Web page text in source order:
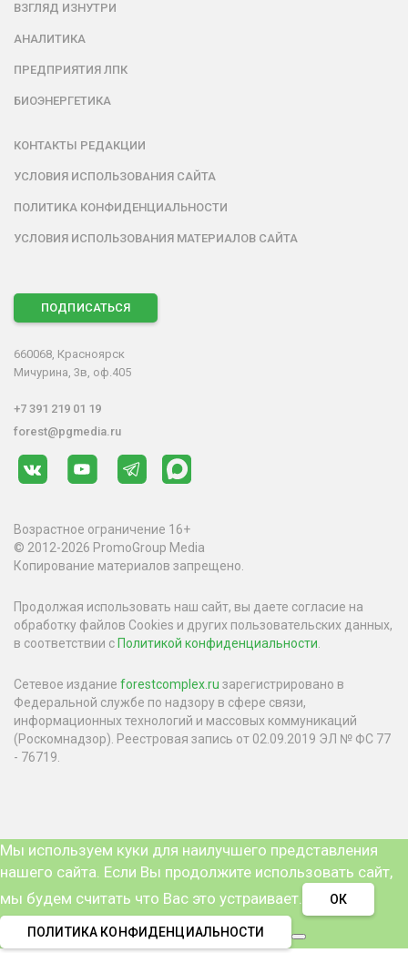
ВЗГЛЯД ИЗНУТРИ
АНАЛИТИКА
ПРЕДПРИЯТИЯ ЛПК
БИОЭНЕРГЕТИКА
КОНТАКТЫ РЕДАКЦИИ
УСЛОВИЯ ИСПОЛЬЗОВАНИЯ САЙТА
ПОЛИТИКА КОНФИДЕНЦИАЛЬНОСТИ
УСЛОВИЯ ИСПОЛЬЗОВАНИЯ МАТЕРИАЛОВ САЙТА
ПОДПИСАТЬСЯ
660068, Красноярск
Мичурина, 3в, оф.405
+7 391 219 01 19
forest@pgmedia.ru
Возрастное ограничение 16+
© 2012-2026 PromoGroup Media
Копирование материалов запрещено.
Продолжая использовать наш сайт, вы даете согласие на
обработку файлов Cookies и других пользовательских данных,
в соответствии с Политикой конфиденциальности
Сетевое издание forestcomplex.ru зарегистрировано в
Федеральной службе по надзору в сфере связи,
информационных технологий и массовых коммуникаций
(Роскомнадзор). Реестровая запись от 02.09.2019 ЭЛ № ФС 77
- 76719.
Мы используем куки для наилучшего представления
нашего сайта. Если Вы продолжите использовать сайт,
мы будем считать что Вас это устраивает.
ОК
ПОЛИТИКА КОНФИДЕНЦИАЛЬНОСТИ